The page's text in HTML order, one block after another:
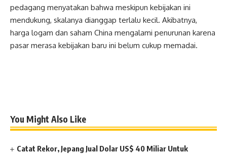
pedagang menyatakan bahwa meskipun kebijakan ini
mendukung, skalanya dianggap terlalu kecil. Akibatnya,
harga logam dan saham China mengalami penurunan karena
pasar merasa kebijakan baru ini belum cukup memadai.
You Might Also Like
Catat Rekor, Jepang Jual Dolar US$ 40 Miliar Untuk